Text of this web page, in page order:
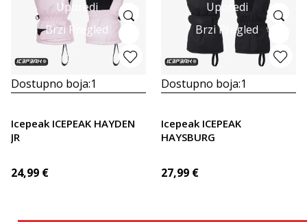
Uporedi
Brzi Pregled
Dostupno boja:1
Icepeak ICEPEAK HAYDEN
JR
24,99 €
Uporedi
Brzi Pregled
Dostupno boja:1
Icepeak ICEPEAK
HAYSBURG
27,99 €